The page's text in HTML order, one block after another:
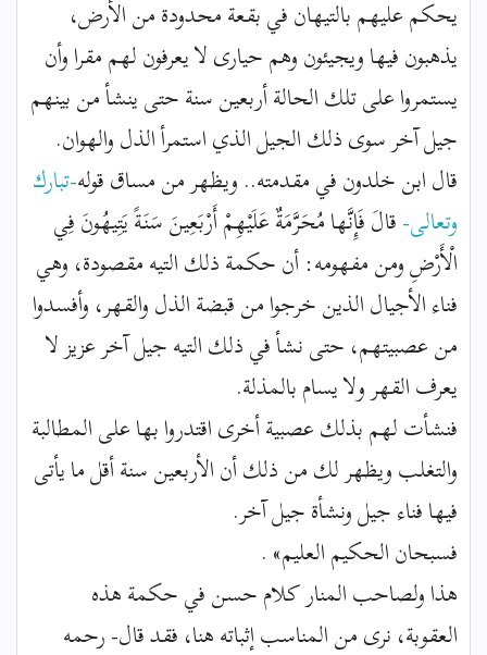
يحكم عليهم بالتيهان في بقعة محدودة من الأرض،
يذهبون فيها ويجيئون وهم حيارى لا يعرفون لهم مقرا وأن
يستمروا على تلك الحالة أربعين سنة حتى ينشأ من بينهم
جيل آخر سوى ذلك الجيل الذي استمرأ الذل والهوان.
قال ابن خلدون في مقدمته.. ويظهر من مساق قوله-تبارك
وتعالى-قالَ فَإِنَّها مُحَرَّمَةٌ عَلَيْهِمْ أَرْبَعِينَ سَنَةً يَتِيهُونَ فِي
الْأَرْضِ ومن مفهومه: أن حكمة ذلك التيه مقصودة، وهي
فناء الأجيال الذين خرجوا من قبضة الذل والقهر، وأفسدوا
من عصبيتهم، حتى نشأ في ذلك التيه جيل آخر عزيز لا
يعرف القهر ولا يسام بالمذلة.
فنشأت لهم بذلك عصبية أخرى اقتدروا بها على المطالبة
والتغلب ويظهر لك من ذلك أن الأربعين سنة أقل ما يأتى
فيها فناء جيل ونشأة جيل آخر.
فسبحان الحكيم العليم» .
هذا ولصاحب المنار كلام حسن في حكمة هذه
العقوبة، نرى من المناسب إثباته هنا، فقد قال- رحمه